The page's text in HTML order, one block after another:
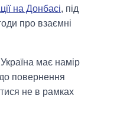
на Донбасі, під
про взаємні
має намір
повернення
не в рамках